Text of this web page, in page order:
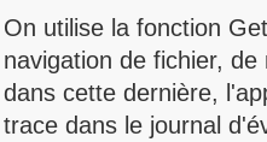
On utilise la fonction
navigation de fichier,
dans cette dernière,
trace dans le journal